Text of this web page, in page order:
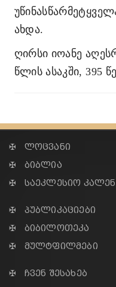
ახდა.
ღირსი იოანე
წლის ასაკში, 395
✠ ლოცვანი
✠ ბიბლია
✠ საეკლესიო
✠ პუბლიკაციები
✠ ბიბილოთეკა
✠ მულტფილმები
✠ ჩვენ შესახებ